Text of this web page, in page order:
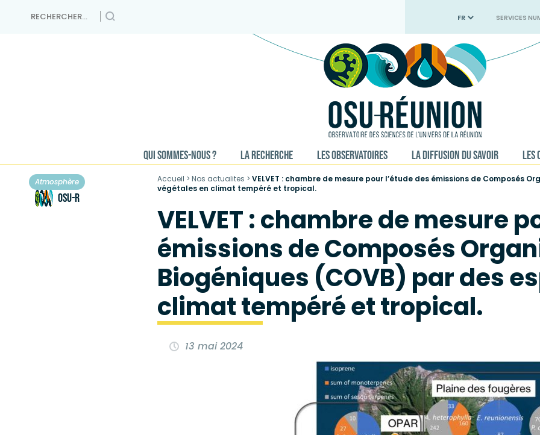
Rechercher : SERVICES
QUI SOMMES-NOUS ? LA RECHERCHE LES OBSERVATOIRES LA DIFFUSION DU SAVOIR LES
Atmosphère
OSU-R
Accueil >Nos actualites >VELVET : chambre de mesure pour l’étude des émissions de Composés
végétales en climat tempéré et tropical.
VELVET : chambre de mesure
émissions de Composés
Biogéniques (COVB) par des
climat tempéré et tropical.
13 mai 2024